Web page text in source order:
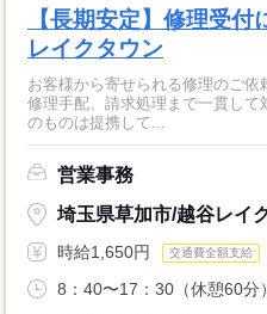
【長期安定】修理受
レイクタウン
お客様から寄せられる修理のご依
修理手配、請求処理まで一貫して対応す
のものは提携して...
営業事務
埼玉県草加市/越谷レイ
時給1,650円 交通費全額支給
8：40〜17：30（休憩60分